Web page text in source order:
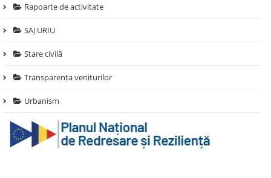
Rapoarte de activitate
SAJ URIU
Stare civilă
Transparența veniturilor
Urbanism